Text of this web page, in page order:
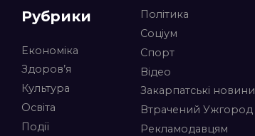
Рубрики
Економіка
Здоров’я
Культура
Освіта
Події
Політика
Соціум
Спорт
Відео
Закарпатські новини
Втрачений Ужгород
Рекламодавцям